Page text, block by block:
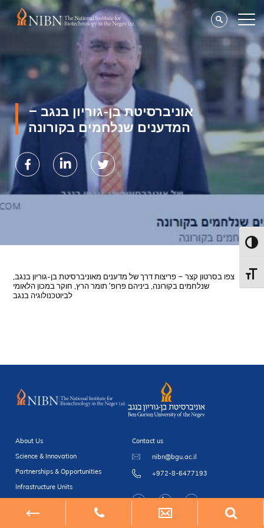
אוניברסיטת בן-גוריון בנגב –
המדענים שנלחמים בקורונה
צפו בסרטון קצר – פריצות דרך של מדענים מאוניברסיטת בן-גוריון בנגב,
שנלחמים בקורונה, ביניהם פרופ’ תומר הרץ, חוקר במכון הלאומי
לביוטכנולוגיה בנגב
About Us
Science & Innovation
Partnerships & Opportunities
Infrastructure Units
Contact us
nibn@bgu.ac.il
+972-8-6477193